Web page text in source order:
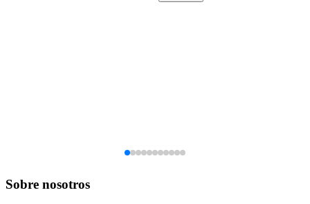
Sobre nosotros